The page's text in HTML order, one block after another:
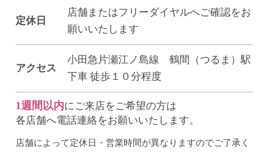
定休日
店舗またはフリーダイヤルへご確認をお
願いいたします
アクセス
小田急片瀬江ノ島線 鶴間（つるま）駅
下車 徒歩１０分程度
1週間以内にご来店をご希望の方は
各店舗へ電話連絡をお願いいたします。
店舗によって定休日・営業時間が異なりますのでご了承く